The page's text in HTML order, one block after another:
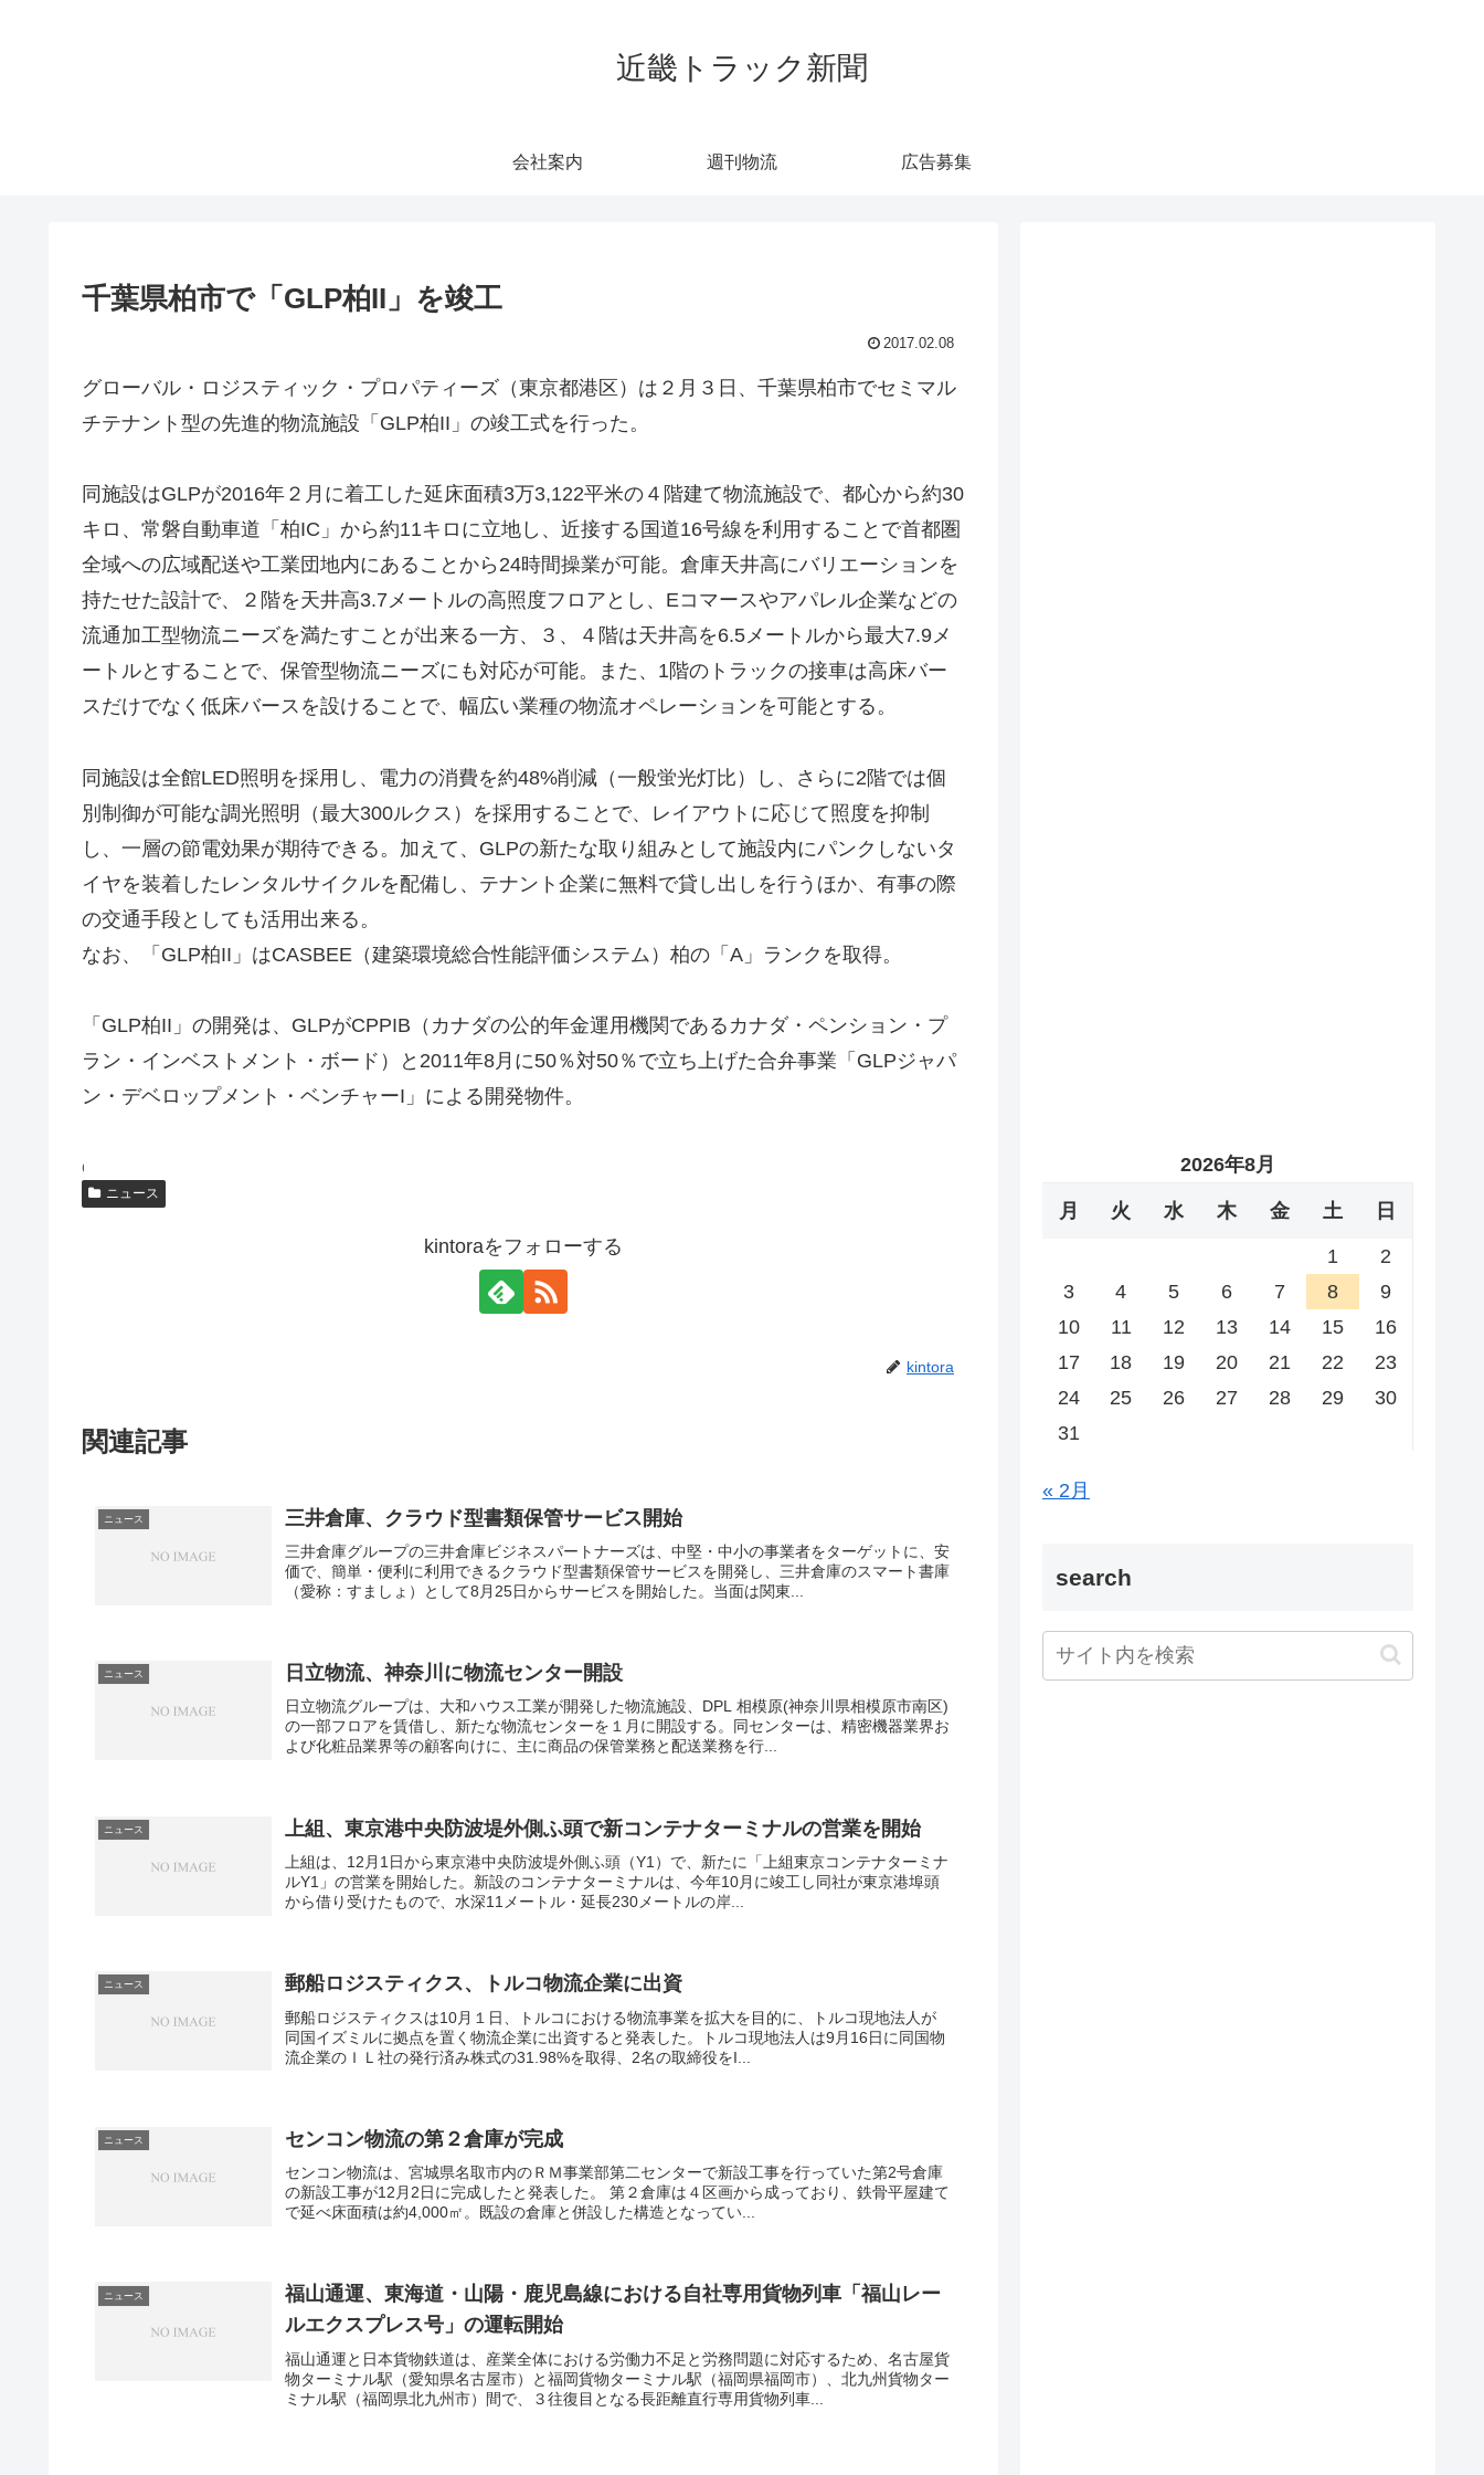
近畿トラック新聞
会社案内 週刊物流 広告募集
千葉県柏市で「GLP柏II」を竣工
2017.02.08
グローバル・ロジスティック・プロパティーズ（東京都港区）は２月３日、千葉県柏市でセミマル
チテナント型の先進的物流施設「GLP柏II」の竣工式を行った。
同施設はGLPが2016年２月に着工した延床面積3万3,122平米の４階建て物流施設で、都心から約30
キロ、常磐自動車道「柏IC」から約11キロに立地し、近接する国道16号線を利用することで首都圏
全域への広域配送や工業団地内にあることから24時間操業が可能。倉庫天井高にバリエーションを
持たせた設計で、２階を天井高3.7メートルの高照度フロアとし、Eコマースやアパレル企業などの
流通加工型物流ニーズを満たすことが出来る一方、３、４階は天井高を6.5メートルから最大7.9メ
ートルとすることで、保管型物流ニーズにも対応が可能。また、1階のトラックの接車は高床バー
スだけでなく低床バースを設けることで、幅広い業種の物流オペレーションを可能とする。
同施設は全館LED照明を採用し、電力の消費を約48%削減（一般蛍光灯比）し、さらに2階では個
別制御が可能な調光照明（最大300ルクス）を採用することで、レイアウトに応じて照度を抑制
し、一層の節電効果が期待できる。加えて、GLPの新たな取り組みとして施設内にパンクしないタ
イヤを装着したレンタルサイクルを配備し、テナント企業に無料で貸し出しを行うほか、有事の際
の交通手段としても活用出来る。
なお、「GLP柏II」はCASBEE（建築環境総合性能評価システム）柏の「A」ランクを取得。
「GLP柏II」の開発は、GLPがCPPIB（カナダの公的年金運用機関であるカナダ・ペンション・プ
ラン・インベストメント・ボード）と2011年8月に50％対50％で立ち上げた合弁事業「GLPジャパ
ン・デベロップメント・ベンチャーI」による開発物件。
f
r
r
e
x
s
ニュース
kintoraをフォローする
kintora
関連記事
ニュース 三井倉庫、クラウド型書類保管サービス開始
三井倉庫グループの三井倉庫ビジネスパートナーズは、中堅・中小の事業者をターゲットに、安
価で、簡単・便利に利用できるクラウド型書類保管サービスを開発し、三井倉庫のスマート書庫
（愛称：すましょ）として8月25日からサービスを開始した。当面は関東...
ニュース 日立物流、神奈川に物流センター開設
日立物流グループは、大和ハウス工業が開発した物流施設、DPL 相模原(神奈川県相模原市南区)
の一部フロアを賃借し、新たな物流センターを１月に開設する。同センターは、精密機器業界お
よび化粧品業界等の顧客向けに、主に商品の保管業務と配送業務を行...
ニュース 上組、東京港中央防波堤外側ふ頭で新コンテナターミナルの営業を開始
上組は、12月1日から東京港中央防波堤外側ふ頭（Y1）で、新たに「上組東京コンテナターミナ
ルY1」の営業を開始した。新設のコンテナターミナルは、今年10月に竣工し同社が東京港埠頭
から借り受けたもので、水深11メートル・延長230メートルの岸...
ニュース 郵船ロジスティクス、トルコ物流企業に出資
郵船ロジスティクスは10月１日、トルコにおける物流事業を拡大を目的に、トルコ現地法人が
同国イズミルに拠点を置く物流企業に出資すると発表した。トルコ現地法人は9月16日に同国物
流企業のＩＬ社の発行済み株式の31.98%を取得、2名の取締役をI...
ニュース センコン物流の第２倉庫が完成
センコン物流は、宮城県名取市内のＲＭ事業部第二センターで新設工事を行っていた第2号倉庫
の新設工事が12月2日に完成したと発表した。 第２倉庫は４区画から成っており、鉄骨平屋建て
で延べ床面積は約4,000㎡。既設の倉庫と併設した構造となってい...
ニュース
福山通運、東海道・山陽・鹿児島線における自社専用貨物列車「福山レー
ルエクスプレス号」の運転開始
福山通運と日本貨物鉄道は、産業全体における労働力不足と労務問題に対応するため、名古屋貨
物ターミナル駅（愛知県名古屋市）と福岡貨物ターミナル駅（福岡県福岡市）、北九州貨物ター
ミナル駅（福岡県北九州市）間で、３往復目となる長距離直行専用貨物列車...
2026年8月
月 火 水 木 金 土 日
1
2
3
4 5 6 7 8
9
10
11 12 13 14 15
16
17
18 19 20 21 22
23
24
25 26 27 28 29
30
31
« 2月
search